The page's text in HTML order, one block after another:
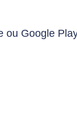
Google